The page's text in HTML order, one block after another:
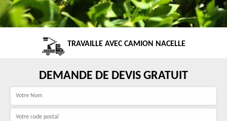
TRAVAILLE AVEC CAMION NACELLE
DEMANDE DE DEVIS GRATUIT